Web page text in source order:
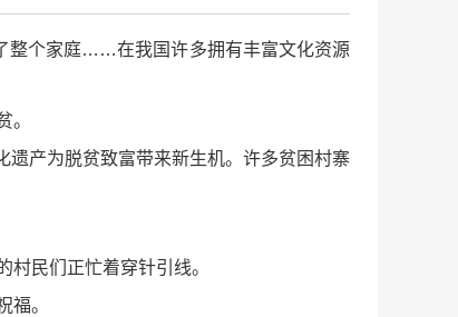
整个家庭……在我国许多拥有丰富文化资源
。
遗产为脱贫致富带来新生机。许多贫困村寨
民们正忙着穿针引线。
福。